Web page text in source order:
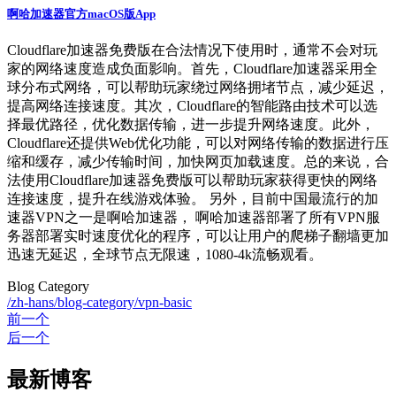
啊哈加速器官方macOS版App
Cloudflare加速器免费版在合法情况下使用时，通常不会对玩
家的网络速度造成负面影响。首先，Cloudflare加速器采用全
球分布式网络，可以帮助玩家绕过网络拥堵节点，减少延迟，
提高网络连接速度。其次，Cloudflare的智能路由技术可以选
择最优路径，优化数据传输，进一步提升网络速度。此外，
Cloudflare还提供Web优化功能，可以对网络传输的数据进行压
缩和缓存，减少传输时间，加快网页加载速度。总的来说，合
法使用Cloudflare加速器免费版可以帮助玩家获得更快的网络
连接速度，提升在线游戏体验。 另外，目前中国最流行的加
速器VPN之一是啊哈加速器， 啊哈加速器部署了所有VPN服
务器部署实时速度优化的程序，可以让用户的爬梯子翻墙更加
迅速无延迟，全球节点无限速，1080-4k流畅观看。
Blog Category
/zh-hans/blog-category/vpn-basic
前一个
后一个
最新博客